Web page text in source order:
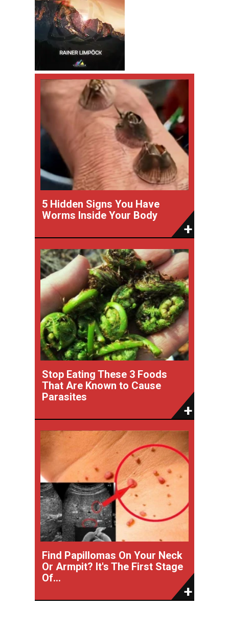
5 Hidden Signs You Have
Worms Inside Your Body
Stop Eating These 3 Foods
That Are Known to Cause
Parasites
Find Papillomas On Your Neck
Or Armpit? It's The First Stage
Of...